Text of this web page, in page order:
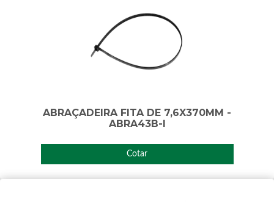
ABRAÇADEIRA FITA DE 7,6X370MM -
ABRA43B-I
Cotar